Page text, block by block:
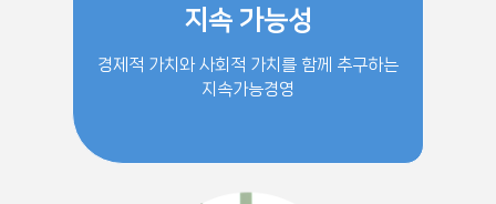
지속 가능성
경제적 가치와 사회적 가치를 함께 추구하는
지속가능경영